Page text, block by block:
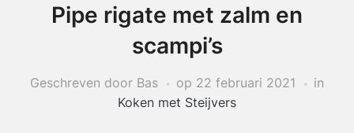
Pipe rigate met zalm en
scampi’s
Geschreven door Bas op 22 februari 2021
in
Koken met Steijvers